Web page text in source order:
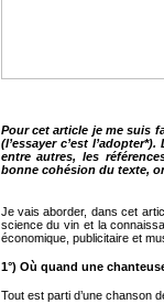
Pour cet article je me suis
(l’essayer c’est
entre autres, les
bonne cohésion du texte,
Je vais aborder, dans cet
science du vin et la
économique, publicitaire et
1°) Où quand une
Tout est parti d’une chanson